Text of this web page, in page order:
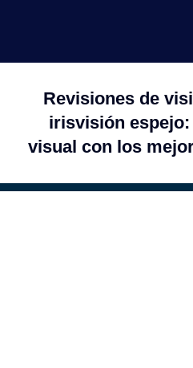
revisiones de visión gratuitas en
irisvisión
visual con los